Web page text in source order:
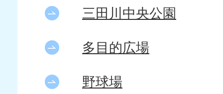
三田川中央公園
多目的広場
野球場